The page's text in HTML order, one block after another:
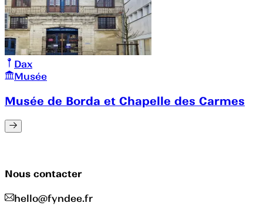
Dax
Musée
Musée de Borda et Chapelle des Carmes
Nous contacter
hello@fyndee.fr